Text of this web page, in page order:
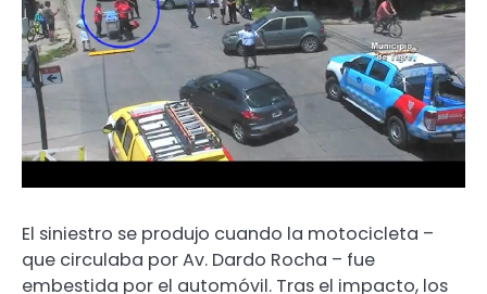
El siniestro se produjo cuando la motocicleta –
que circulaba por Av. Dardo Rocha – fue
embestida por el automóvil. Tras el impacto, los